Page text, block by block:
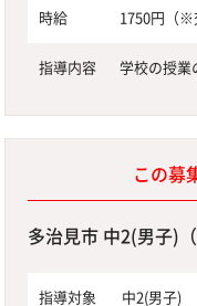
時給 1750円（※
指導内容 学校の授業
この募
多治見市 中2(男子)
指導対象 中2(男子)